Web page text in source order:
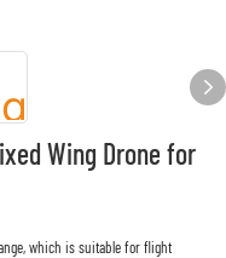
Wing Drone for
which is suitable for flight